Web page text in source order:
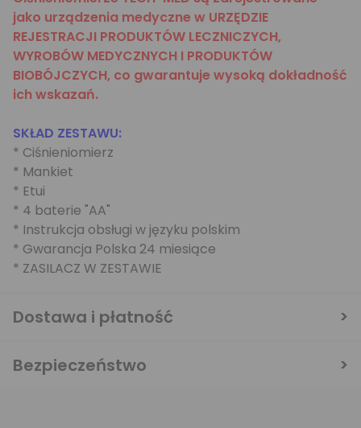
jako urządzenia medyczne w URZĘDZIE
REJESTRACJI PRODUKTÓW LECZNICZYCH,
WYROBÓW MEDYCZNYCH I PRODUKTÓW
BIOBÓJCZYCH, co gwarantuje wysoką dokładność
ich wskazań.
SKŁAD ZESTAWU:
* Ciśnieniomierz
* Mankiet
* Etui
* 4 baterie "AA"
* Instrukcja obsługi w języku polskim
* Gwarancja Polska 24 miesiące
* ZASILACZ W ZESTAWIE
Dostawa i płatność
Bezpieczeństwo